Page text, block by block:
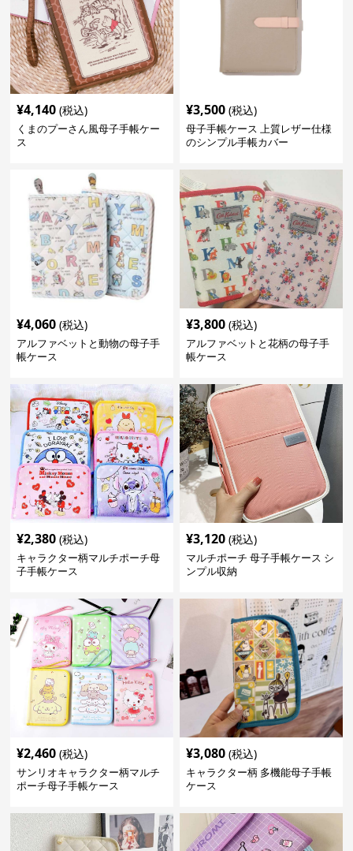
¥4,140 (税込)
くまのプーさん風母子手帳ケー
ス
¥3,500 (税込)
母子手帳ケース 上質レザー仕様
のシンプル手帳カバー
¥4,060 (税込)
アルファベットと動物の母子手
帳ケース
¥3,800 (税込)
アルファベットと花柄の母子手
帳ケース
¥2,380 (税込)
キャラクター柄マルチポーチ母
子手帳ケース
¥3,120 (税込)
マルチポーチ 母子手帳ケース シ
ンプル収納
¥2,460 (税込)
サンリオキャラクター柄マルチ
ポーチ母子手帳ケース
¥3,080 (税込)
キャラクター柄 多機能母子手帳
ケース